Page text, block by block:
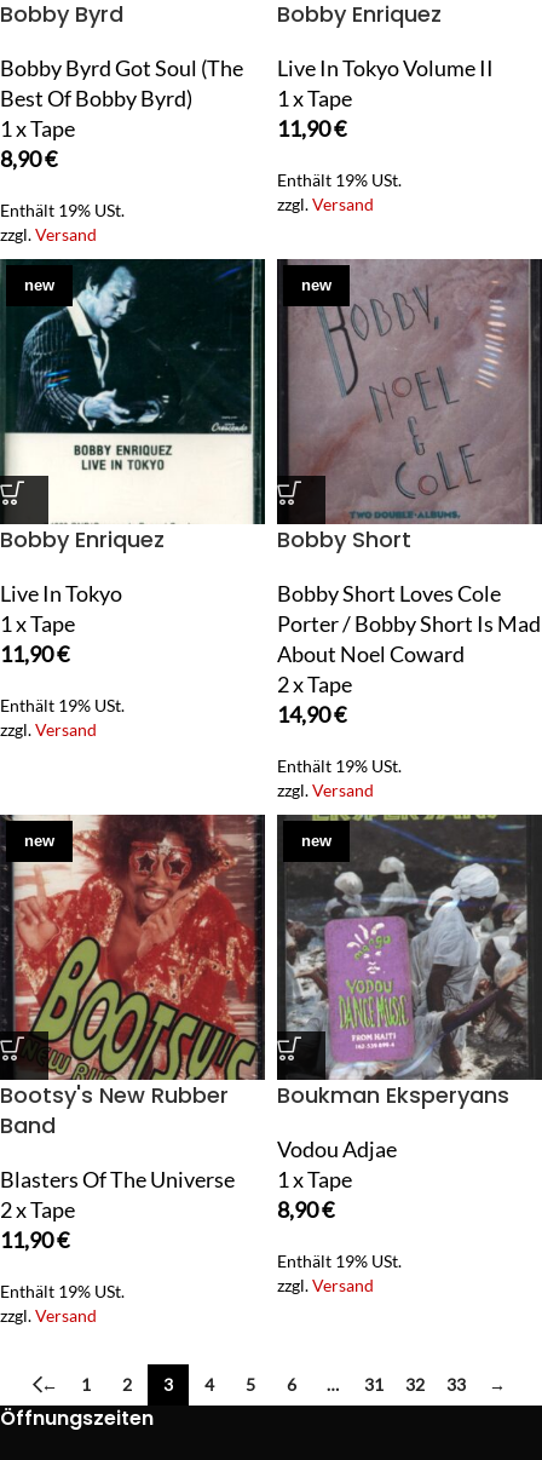
Bobby Byrd
Bobby Byrd Got Soul (The
Best Of Bobby Byrd)
1 x Tape
8,90€
Enthält 19% USt.
zzgl.Versand
Bobby Enriquez
Live In Tokyo Volume II
1 x Tape
11,90€
Enthält 19% USt.
zzgl.Versand
new
Bobby Enriquez
Live In Tokyo
1 x Tape
11,90€
Enthält 19% USt.
zzgl.Versand
new
Bobby Short
Bobby Short Loves Cole
Porter / Bobby Short Is Mad
About Noel Coward
2 x Tape
14,90€
Enthält 19% USt.
zzgl.Versand
new
Bootsy's New Rubber
Band
Blasters Of The Universe
2 x Tape
11,90€
Enthält 19% USt.
zzgl.Versand
new
Boukman Eksperyans
Vodou Adjae
1 x Tape
8,90€
Enthält 19% USt.
zzgl.Versand
← 1 2 3 4 5 6 … 31 32 33 →
Öffnungszeiten